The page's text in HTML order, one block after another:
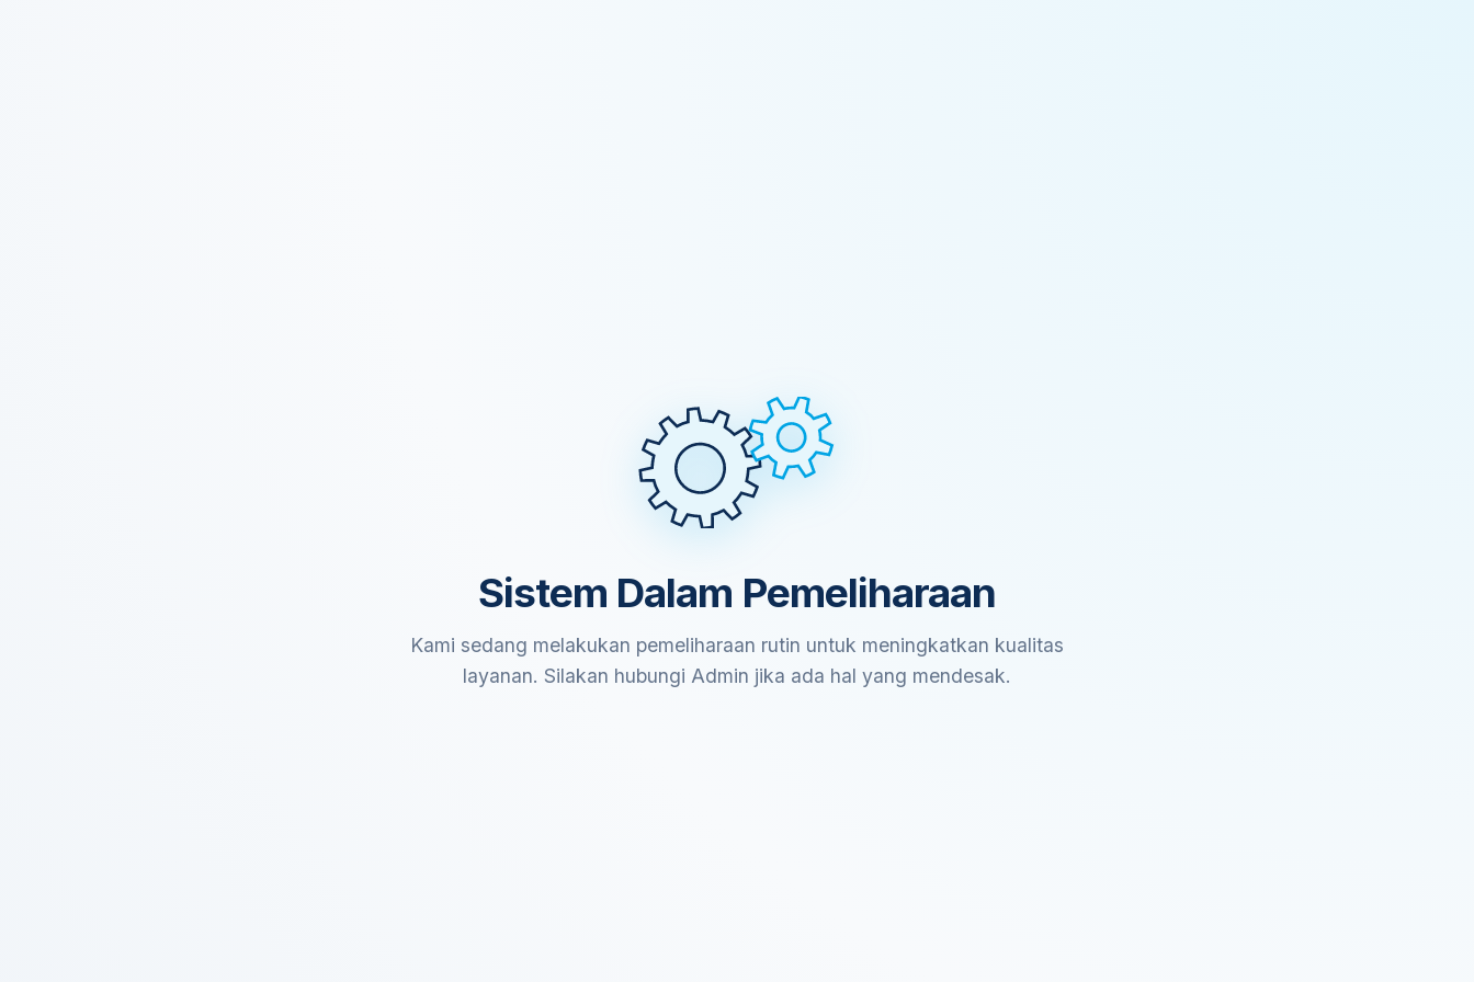
Sistem Dalam Pemeliharaan
Kami sedang melakukan pemeliharaan rutin untuk meningkatkan kualitas
layanan. Silakan hubungi Admin jika ada hal yang mendesak.